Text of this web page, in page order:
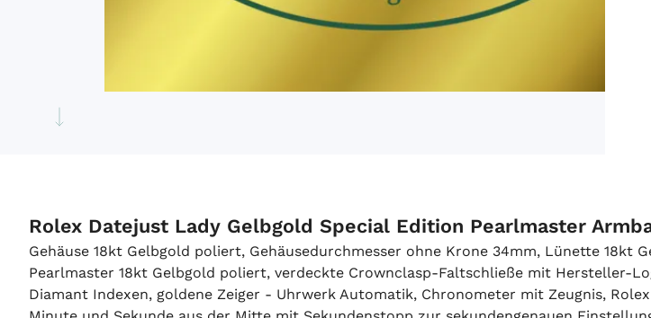
Rolex Datejust Lady Gelbgold Special Edition Pearlmaster
Gehäuse 18kt Gelbgold poliert, Gehäusedurchmesser ohne Krone 34mm, Lünette
Pearlmaster 18kt Gelbgold poliert, verdeckte Crownclasp-Faltschließe mit Hersteller-
Diamant Indexen, goldene Zeiger - Uhrwerk Automatik, Chronometer mit Zeugnis,